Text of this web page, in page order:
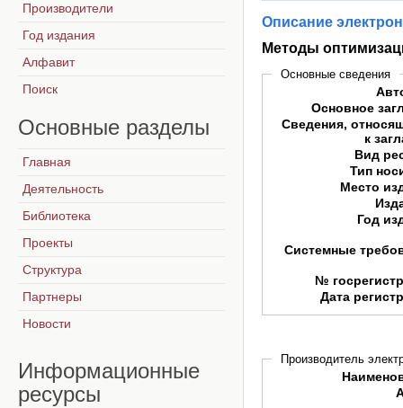
Описание
Методы
Основные сведения
Основное
Сведения,
к
Вид
Тип
Место
Год
Системные
№
Дата
Производитель
Производители
Год издания
Алфавит
Поиск
Основные разделы
Главная
Деятельность
Библиотека
Проекты
Структура
Партнеры
Новости
Информационные
ресурсы